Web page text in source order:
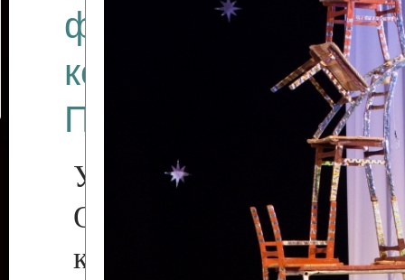
фестиваля
коллективов
Приднестровского
Участники фестиваля:
Образцовый
коллектив